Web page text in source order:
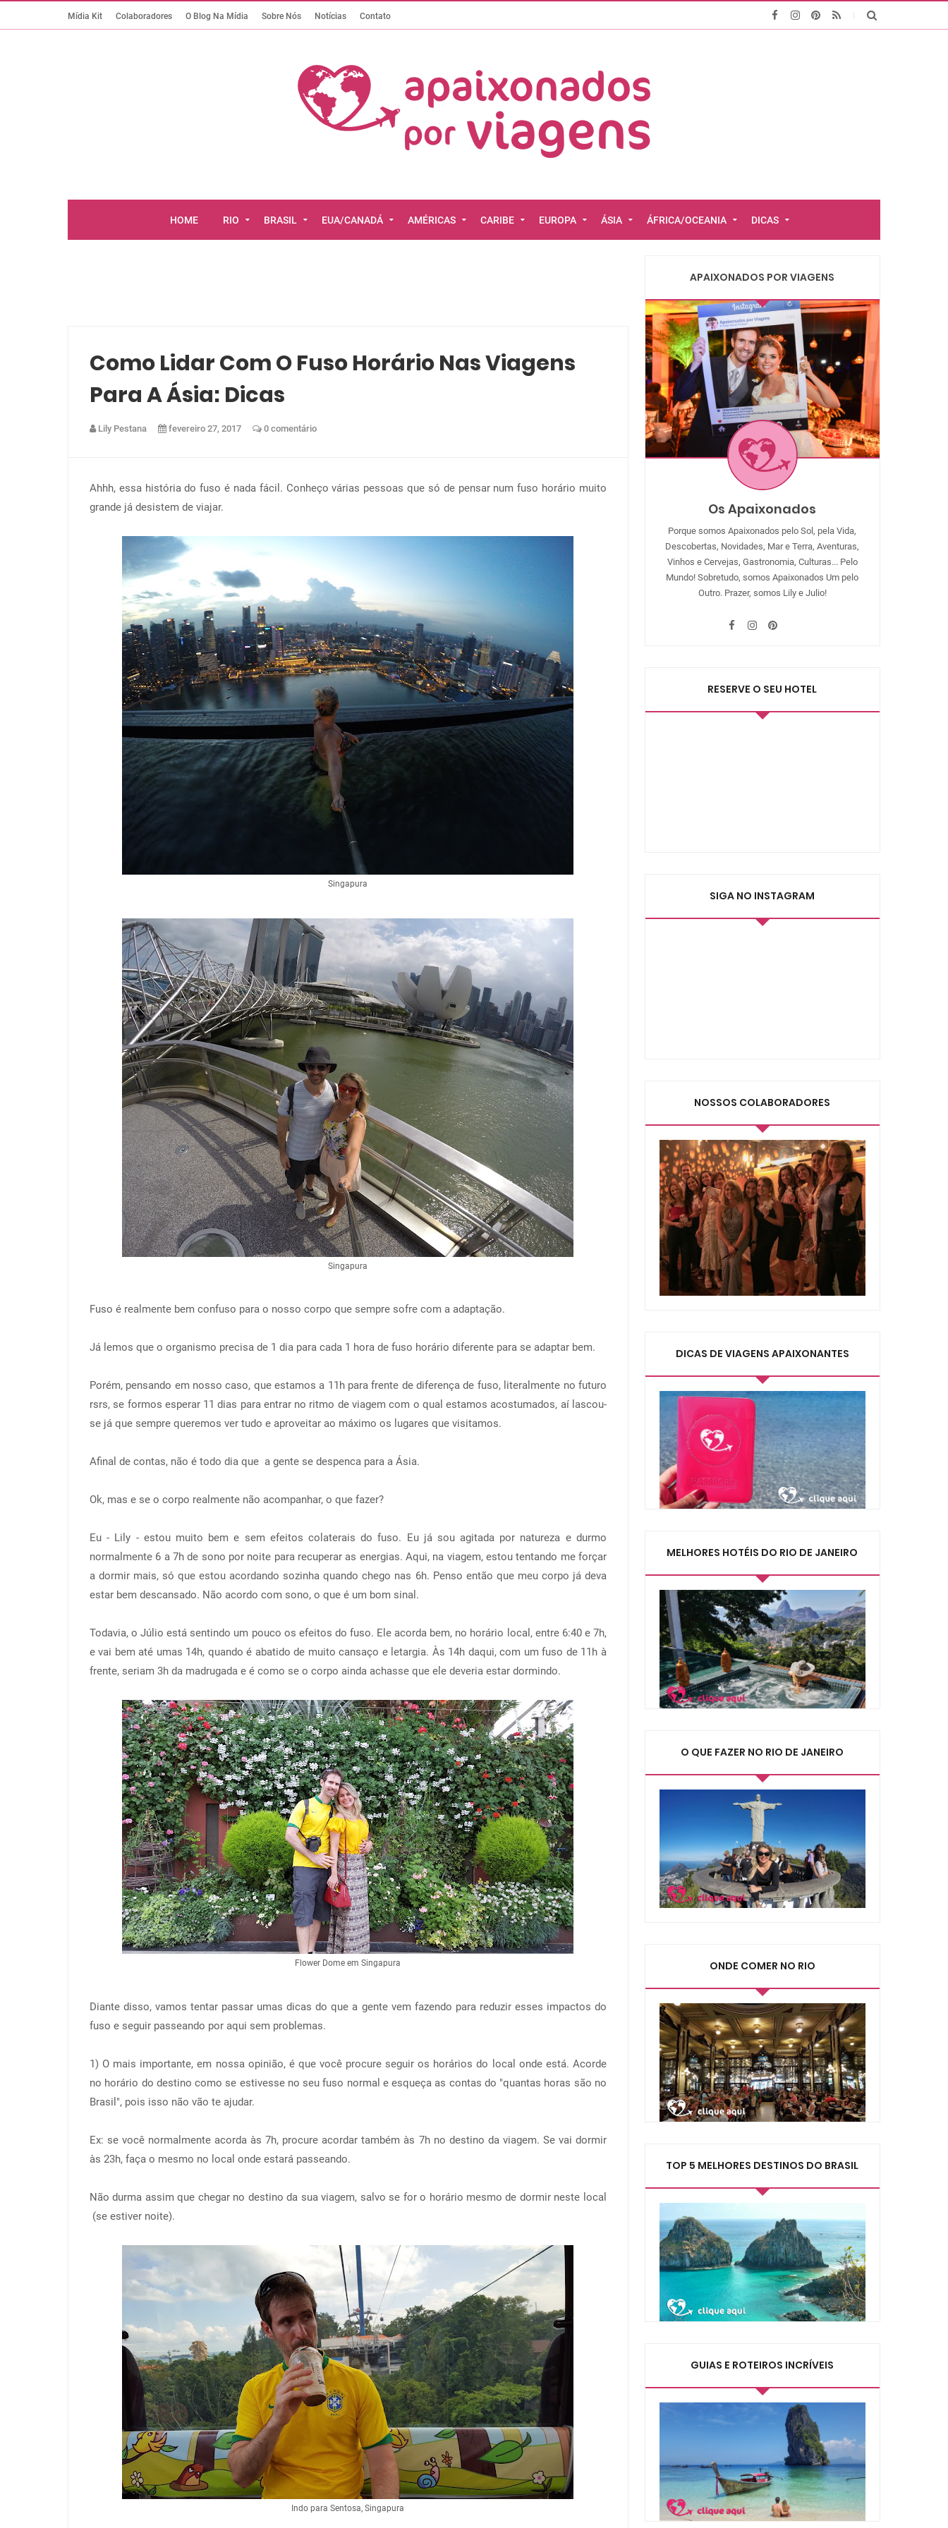
Mídia Kit Colaboradores O Blog Na Mídia Sobre Nós Notícias Contato
HOME RIO BRASIL EUA/CANADÁ AMÉRICAS CARIBE EUROPA ÁSIA ÁFRICA/OCEANIA DICAS
Como Lidar Com O Fuso Horário Nas Viagens
Para A Ásia: Dicas
Lily Pestana fevereiro 27, 2017 0 comentário
Ahhh, essa história do fuso é nada fácil. Conheço várias pessoas que só de pensar num fuso horário muito
grande já desistem de viajar.
Singapura
Singapura
Fuso é realmente bem confuso para o nosso corpo que sempre sofre com a adaptação.
Já lemos que o organismo precisa de 1 dia para cada 1 hora de fuso horário diferente para se adaptar bem.
Porém, pensando em nosso caso, que estamos a 11h para frente de diferença de fuso, literalmente no futuro
rsrs, se formos esperar 11 dias para entrar no ritmo de viagem com o qual estamos acostumados, aí lascou-
se já que sempre queremos ver tudo e aproveitar ao máximo os lugares que visitamos.
Afinal de contas, não é todo dia que a gente se despenca para a Ásia.
Ok, mas e se o corpo realmente não acompanhar, o que fazer?
Eu - Lily - estou muito bem e sem efeitos colaterais do fuso. Eu já sou agitada por natureza e durmo
normalmente 6 a 7h de sono por noite para recuperar as energias. Aqui, na viagem, estou tentando me forçar
a dormir mais, só que estou acordando sozinha quando chego nas 6h. Penso então que meu corpo já deva
estar bem descansado. Não acordo com sono, o que é um bom sinal.
Todavia, o Júlio está sentindo um pouco os efeitos do fuso. Ele acorda bem, no horário local, entre 6:40 e 7h,
e vai bem até umas 14h, quando é abatido de muito cansaço e letargia. Às 14h daqui, com um fuso de 11h à
frente, seriam 3h da madrugada e é como se o corpo ainda achasse que ele deveria estar dormindo.
Flower Dome em Singapura
Diante disso, vamos tentar passar umas dicas do que a gente vem fazendo para reduzir esses impactos do
fuso e seguir passeando por aqui sem problemas.
1) O mais importante, em nossa opinião, é que você procure seguir os horários do local onde está. Acorde
no horário do destino como se estivesse no seu fuso normal e esqueça as contas do "quantas horas são no
Brasil", pois isso não vão te ajudar.
Ex: se você normalmente acorda às 7h, procure acordar também às 7h no destino da viagem. Se vai dormir
às 23h, faça o mesmo no local onde estará passeando.
Não durma assim que chegar no destino da sua viagem, salvo se for o horário mesmo de dormir neste local
(se estiver noite).
Indo para Sentosa, Singapura
APAIXONADOS POR VIAGENS
Os Apaixonados
Porque somos Apaixonados pelo Sol, pela Vida,
Descobertas, Novidades, Mar e Terra, Aventuras,
Vinhos e Cervejas, Gastronomia, Culturas... Pelo
Mundo! Sobretudo, somos Apaixonados Um pelo
Outro. Prazer, somos Lily e Julio!
RESERVE O SEU HOTEL
SIGA NO INSTAGRAM
NOSSOS COLABORADORES
DICAS DE VIAGENS APAIXONANTES
MELHORES HOTÉIS DO RIO DE JANEIRO
O QUE FAZER NO RIO DE JANEIRO
ONDE COMER NO RIO
TOP 5 MELHORES DESTINOS DO BRASIL
GUIAS E ROTEIROS INCRÍVEIS